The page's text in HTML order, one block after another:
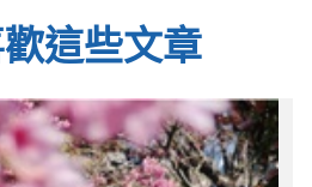
這些文章